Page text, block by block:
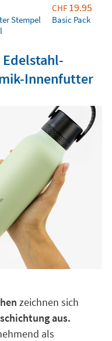
Stempel
CHF 19.95
Basic Pack
Edelstahl-
Innenfutter
zeichnen sich
aus.
als